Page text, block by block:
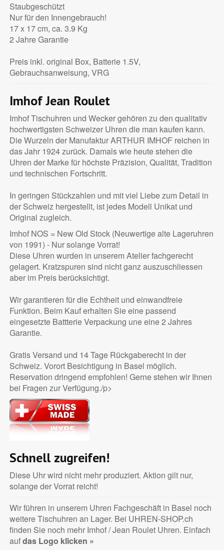
Staubgeschützt
Nur für den Innengebrauch!
17 x 17 cm, ca. 3.9 Kg
2 Jahre Garantie
Preis inkl. original Box, Batterie 1.5V,
Gebrauchsanweisung, VRG
Imhof Jean Roulet
Imhof Tischuhren und Wecker gehören zu den qualitativ
hochwertigsten Schweizer Uhren die man kaufen kann.
Die Wurzeln der Manufaktur ARTHUR IMHOF reichen in
das Jahr 1924 zurück. Damals wie heute stehen die
Uhren der Marke für höchste Präzision, Qualität, Tradition
und technischen Fortschritt.
In geringen Stückzahlen und mit viel Liebe zum Detail in
der Schweiz hergestellt, ist jedes Modell Unikat und
Original zugleich.
Imhof NOS = New Old Stock (Neuwertige alte Lageruhren
von 1991) - Nur solange Vorrat!
Diese Uhren wurden in unserem Atelier fachgerecht
gelagert. Kratzspuren sind nicht ganz auszuschliessen
aber im Preis berücksichtigt.
Wir garantieren für die Echtheit und einwandfreie
Funktion. Beim Kauf erhalten Sie eine passend
eingesetzte Battterie Verpackung une eine 2 Jahres
Garantie.
Gratis Versand und 14 Tage Rückgaberecht in der
Schweiz. Vorort Besichtigung in Basel möglich.
Reservation dringend empfohlen! Gerne stehen wir Ihnen
bei Fragen zur Verfügung./p>
Schnell zugreifen!
Diese Uhr wird nicht mehr produziert. Aktion gilt nur,
solange der Vorrat reicht!
Wir führen in unserem Uhren Fachgeschäft in Basel noch
weitere Tischuhren an Lager. Bei UHREN-SHOP.ch
finden Sie noch mehr Imhof / Jean Roulet Uhren. Einfach
aufdas Logo klicken »